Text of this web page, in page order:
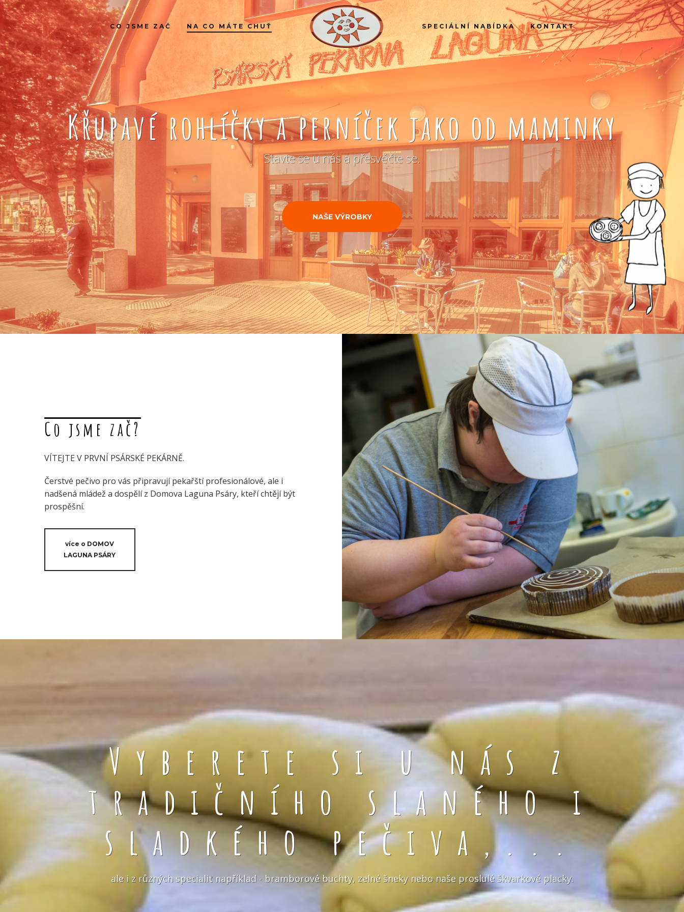
CO JSME ZAČ NA CO MÁTE CHUŤ SPECIÁLNÍ NABÍDKA KONTAKT
Křupavé rohlíčky a perníček jako od maminky
Stavte se u nás a přesvěčte se.
NAŠE VÝROBKY
Co jsme zač?
VÍTEJTE V PRVNÍ PSÁRSKÉ PEKÁRNĚ.
Čerstvé pečivo pro vás připravují pekařští profesionálové, ale i
nadšená mládež a dospělí z Domova Laguna Psáry, kteří chtějí být
prospěšní.
více o DOMOV
LAGUNA PSÁRY
Vyberete si u nás z
tradičního slaného i
sladkého pečiva,...
ale i z různých specialit například - bramborové buchty, zelné šneky nebo naše proslulé škvarkové placky.